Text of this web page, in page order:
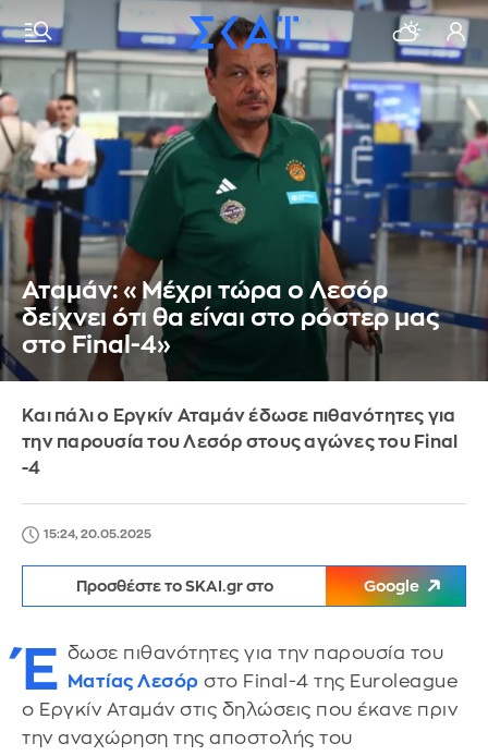
Αταμάν: «Μέχρι τώρα ο Λεσόρ
δείχνει ότι θα είναι στο ρόστερ μας
στο Final-4»
Και πάλι ο Εργκίν Αταμάν έδωσε πιθανότητες για
την παρουσία του Λεσόρ στους αγώνες του Final
-4
15:24, 20.05.2025
Προσθέστε το SKAI.gr στο Google
Έ δωσε πιθανότητες για την παρουσία του
Ματίας Λεσόρ στο Final-4 της Euroleague
ο Εργκίν Αταμάν στις δηλώσεις που έκανε πριν
την αναχώρηση της αποστολής του